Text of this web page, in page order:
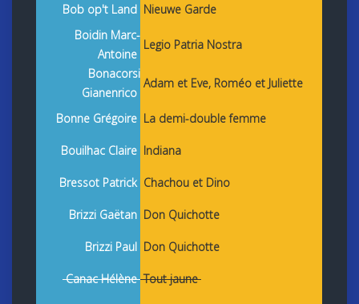
Bob op't Land Nieuwe Garde
Boidin Marc-
Antoine
Legio Patria Nostra
Bonacorsi
Gianenrico
Adam et Eve, Roméo et Juliette
Bonne Grégoire La demi-double femme
Bouilhac Claire Indiana
Bressot Patrick Chachou et Dino
Brizzi Gaëtan Don Quichotte
Brizzi Paul Don Quichotte
Canac HélèneTout jaune